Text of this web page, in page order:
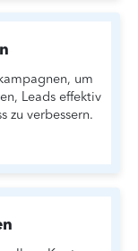
um
Leads effektiv
zu verbessern.